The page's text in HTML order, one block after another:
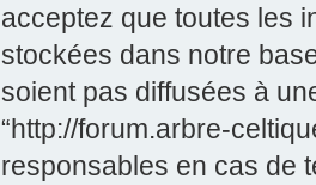
acceptez que toutes les
stockées dans notre
soient pas diffusées à
“http://forum.arbre-
responsables en cas de